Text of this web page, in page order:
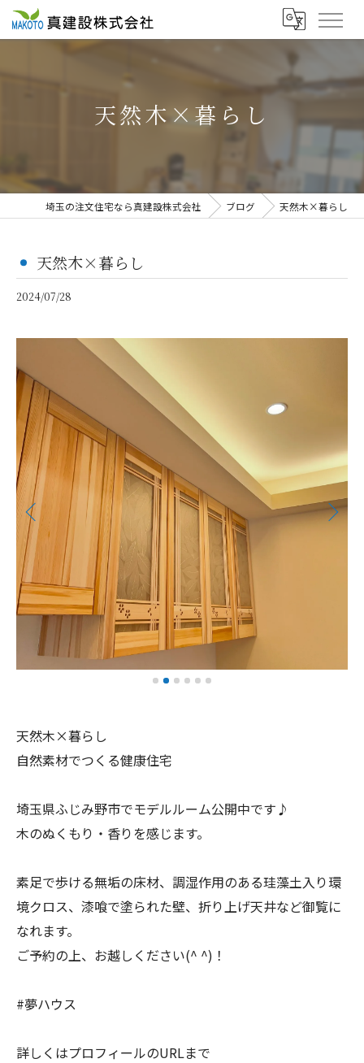
天然木×暮らし
埼玉の注文住宅なら真建設株式会社 ブログ 天然木×暮らし
天然木×暮らし
2024/07/28
天然木×暮らし
自然素材でつくる健康住宅
埼玉県ふじみ野市でモデルルーム公開中です♪
木のぬくもり・香りを感じます。
素足で歩ける無垢の床材、調湿作用のある珪藻土入り環
境クロス、漆喰で塗られた壁、折り上げ天井など御覧に
なれます。
ご予約の上、お越しください(^ ^)！
#夢ハウス
詳しくはプロフィールのURLまで